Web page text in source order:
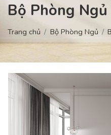
Bộ Phòng
Trang chủ Bộ Phòng Ngủ